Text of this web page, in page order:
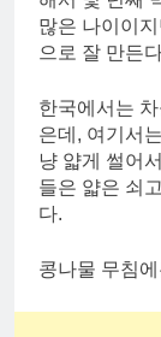
많은 나이이
으로 잘 만든
한국에서는
은데, 여기서
냥 얇게 썰어
들은 얇은 쇠
다.
콩나물 무침